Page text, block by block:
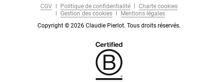
CGV Politique de confidentialité
Charte cookies
Gestion des cookies
Mentions légales
Copyright © 2026 Claudie Pierlot. Tous droits réservés.